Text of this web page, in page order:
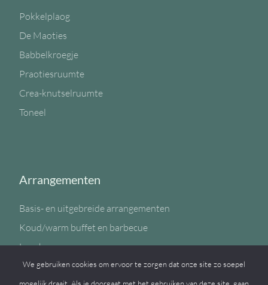
Pokkelplaog
De Maoties
Babbelkroegje
Praotiesruumte
Crea-knutselruumte
Toneel
Arrangementen
Basis- en uitgebreide arrangementen
Koud/warm buffet en barbecue
Lunch
Sportzaal
We gebruiken cookies om ervoor te zorgen dat onze site zo soepel